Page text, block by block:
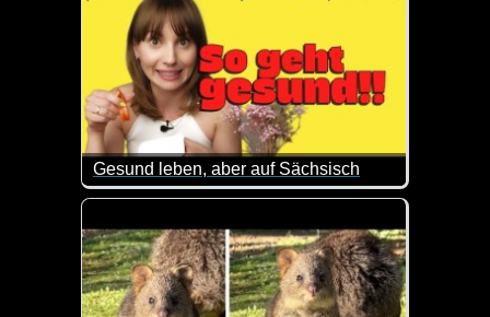
Gesund leben, aber auf Sächsisch
Quark macht sie stark, Paprika will sie